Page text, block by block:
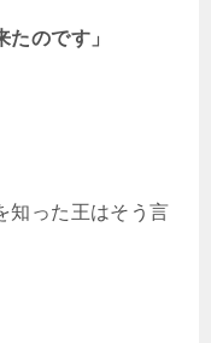
たのです」
知った王はそう言